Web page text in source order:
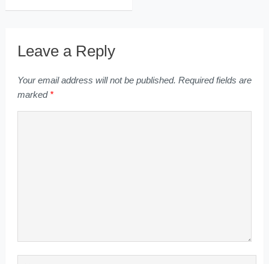
Leave a Reply
Your email address will not be published. Required fields are
marked *